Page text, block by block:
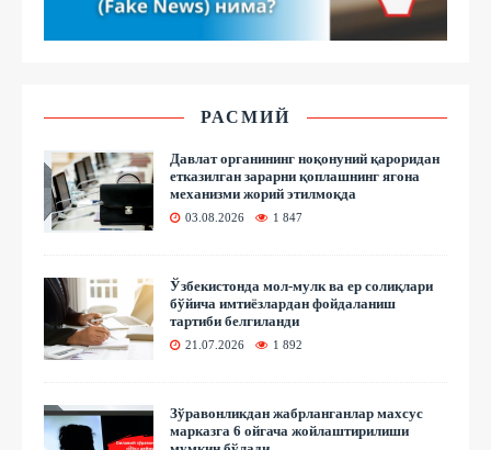
РАСМИЙ
Давлат органининг ноқонуний қароридан
етказилган зарарни қоплашнинг ягона
механизми жорий этилмоқда
03.08.2026 1 847
Ўзбекистонда мол-мулк ва ер солиқлари
бўйича имтиёзлардан фойдаланиш
тартиби белгиланди
21.07.2026 1 892
Зўравонликдан жабрланганлар махсус
марказга 6 ойгача жойлаштирилиши